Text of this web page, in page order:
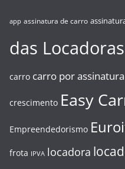
app assinatura de carro
das
carro carro por assinatura
crescimento Easy
Empreendedorismo
frota IPVA locadora